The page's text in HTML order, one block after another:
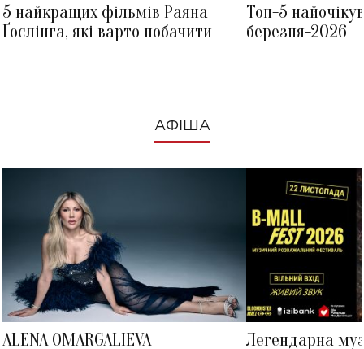
5 найкращих фільмів Раяна
Ґослінга, які варто побачити
Топ-5
березня-2026
АФІША
ALENA OMARGALIEVA
Легендарна